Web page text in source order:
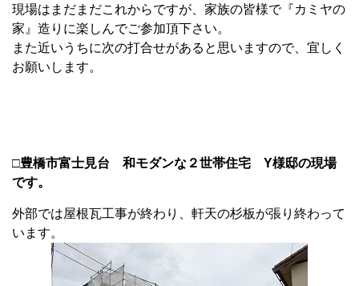
現場はまだまだこれからですが、家族の皆様で『カミヤの
家』造りに楽しんでご参加頂下さい。
また近いうちに次の打合せがあると思いますので、宜しく
お願いします。
□豊橋市富士見台 和モダンな２世帯住宅 Y様邸の現場
です。
外部では屋根瓦工事が終わり、軒天の杉板が張り終わって
います。